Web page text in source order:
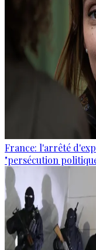
France: l'arrêté
"persécution